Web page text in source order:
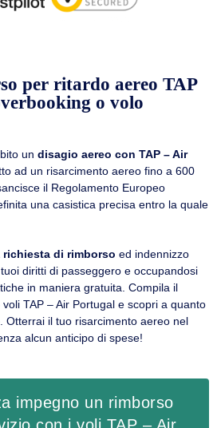
per ritardo aereo TAP
o volo
un disagio aereo con TAP – Air
ad un risarcimento aereo fino a 600
il Regolamento Europeo
una casistica precisa entro la quale
richiesta di rimborso ed indennizzo
diritti di passeggero e occupandosi
in maniera gratuita. Compila il
TAP – Air Portugal e scopri a quanto
Otterrai il tuo risarcimento aereo nel
alcun anticipo di spese!
impegno un rimborso
con i voli TAP – Air